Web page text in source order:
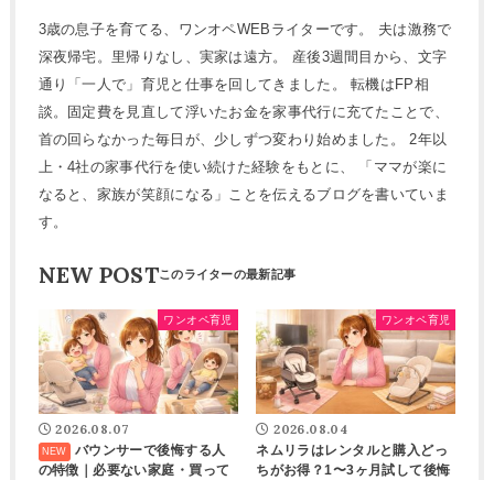
3歳の息子を育てる、ワンオペWEBライターです。 夫は激務で
深夜帰宅。里帰りなし、実家は遠方。 産後3週間目から、文字
通り「一人で」育児と仕事を回してきました。 転機はFP相
談。固定費を見直して浮いたお金を家事代行に充てたことで、
首の回らなかった毎日が、少しずつ変わり始めました。 2年以
上・4社の家事代行を使い続けた経験をもとに、 「ママが楽に
なると、家族が笑顔になる」ことを伝えるブログを書いていま
す。
NEW POST
ワンオペ育児
2026.08.07
バウンサーで後悔する人
の特徴｜必要ない家庭・買って
ワンオペ育児
2026.08.04
ネムリラはレンタルと購入どっ
ちがお得？1〜3ヶ月試して後悔